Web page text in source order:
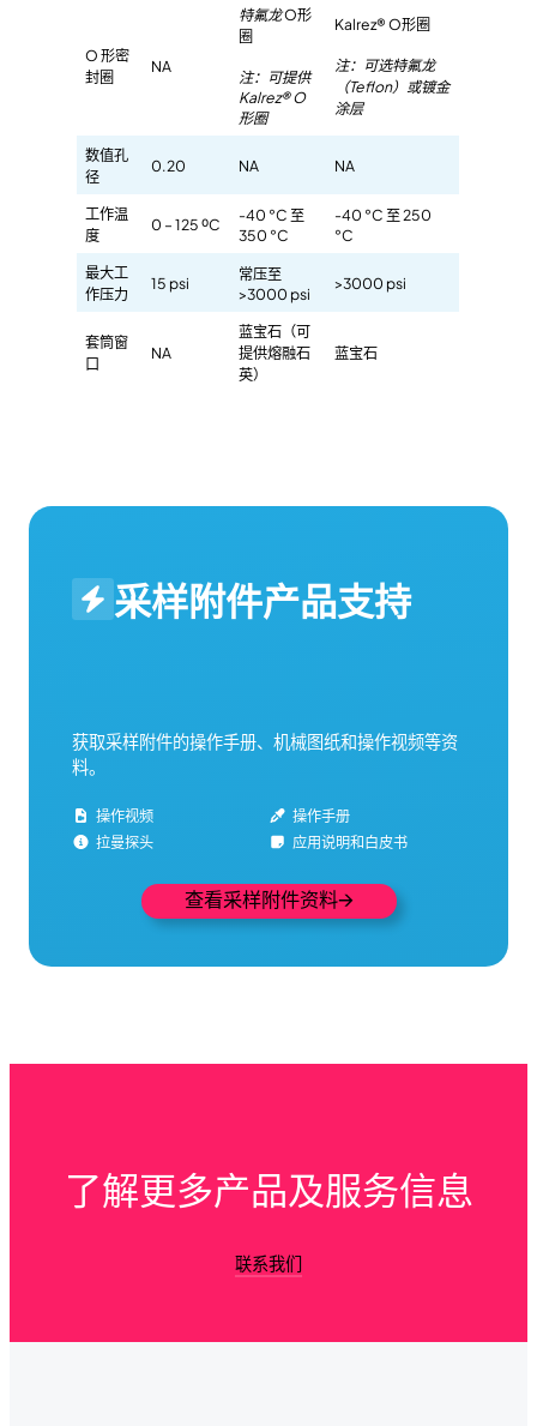
O 形密
封圈
NA
特氟龙O形
圈
注：可提供
Kalrez® O
形圈
Kalrez® O形圈
注：可选特氟龙
（Teflon）或镀金
涂层
数值孔
径
0.20 NA NA
工作温
度
0 – 125 ⁰C
-40 °C 至
350 °C
-40 °C 至 250
°C
最大工
作压力
15 psi
常压至
>3000 psi
>3000 psi
套筒窗
口
NA
蓝宝石（可
提供熔融石
英）
蓝宝石
采样附件产品支持
获取采样附件的操作手册、机械图纸和操作视频等资
料。
操作视频
拉曼探头
操作手册
应用说明和白皮书
查看采样附件资料🡪
了解更多产品及服务信息
联系我们